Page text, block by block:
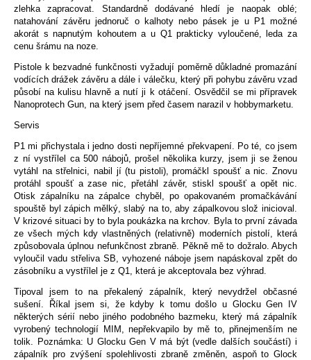
zlehka zapracovat. Standardně dodávané hledí je naopak oblé;
natahování závěru jednoruč o kalhoty nebo pásek je u P1 možné
akorát s napnutým kohoutem a u Q1 prakticky vyloučené, leda za
cenu šrámu na noze.
Pistole k bezvadné funkčnosti vyžadují poměrně důkladné promazání
vodících drážek závěru a dále i válečku, který při pohybu závěru vzad
působí na kulisu hlavně a nutí ji k otáčení. Osvědčil se mi přípravek
Nanoprotech Gun, na který jsem před časem narazil v hobbymarketu.
Servis
P1 mi přichystala i jedno dosti nepříjemné překvapení. Po té, co jsem
z ní vystřílel ca 500 nábojů, prošel několika kurzy, jsem ji se ženou
vytáhl na střelnici, nabil jí (tu pistoli), promáčkl spoušť a nic. Znovu
protáhl spoušť a zase nic, přetáhl závěr, stiskl spoušť a opět nic.
Otisk zápalníku na zápalce chyběl, po opakovaném promačkávání
spouště byl zápich mělký, slabý na to, aby zápalkovou slož inicioval.
V krizové situaci by to byla poukázka na krchov. Byla to první závada
ze všech mých kdy vlastněných (relativně) moderních pistolí, která
způsobovala úplnou nefunkčnost zbraně. Pěkně mě to dožralo. Abych
vyloučil vadu střeliva SB, vyhozené náboje jsem napáskoval zpět do
zásobníku a vystřílel je z Q1, která je akceptovala bez výhrad.
Tipoval jsem to na překalený zápalník, který nevydržel občasné
sušení. Říkal jsem si, že kdyby k tomu došlo u Glocku Gen IV
některých sérií nebo jiného podobného bazmeku, který má zápalník
vyrobený technologií MIM, nepřekvapilo by mě to, přinejmenším ne
tolik. Poznámka: U Glocku Gen V má být (vedle dalších součástí) i
zápalník pro zvýšení spolehlivosti zbraně změněn, aspoň to Glock